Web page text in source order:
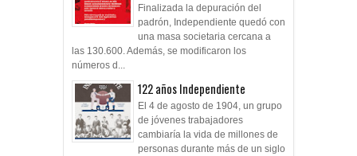
Finalizada la depuración del
padrón, Independiente quedó con
una masa societaria cercana a
las 130.600. Además, se modificaron los
números d...
122 años Independiente
El 4 de agosto de 1904, un grupo
de jóvenes trabajadores
cambiaría la vida de millones de
personas durante más de un siglo